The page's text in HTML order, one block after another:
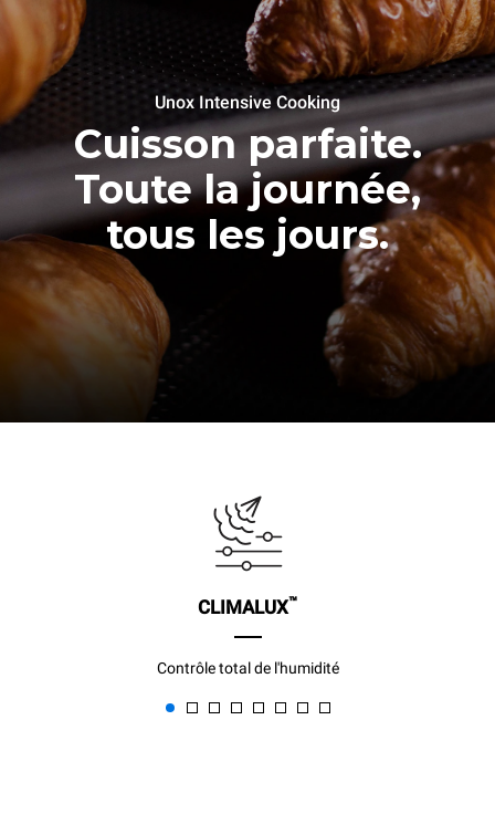
Unox Intensive Cooking
Cuisson parfaite.
Toute la journée,
tous les jours.
CLIMALUX™
Contrôle total de l'humidité